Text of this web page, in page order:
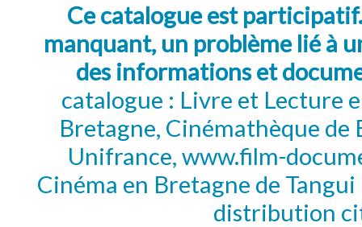
Ce catalogue est
manquant, un problème lié à
des informations et
catalogue : Livre et Lecture
Bretagne, Cinémathèque de
Unifrance, www.film-
Cinéma en Bretagne de
distribution